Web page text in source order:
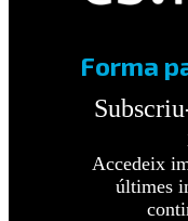
Forma
Accedeix
últimes